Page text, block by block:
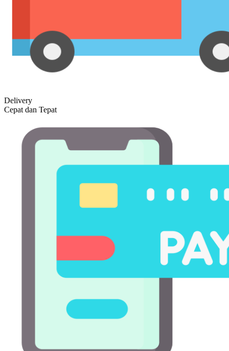
Delivery
Cepat dan Tepat